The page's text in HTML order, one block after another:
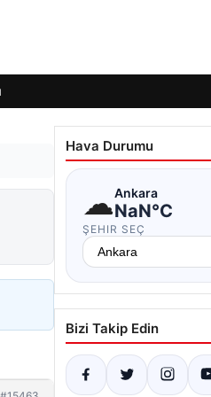
Hava Durumu
☁Ankara
NaN°C
ŞEHIR SEÇ
Bizi Takip Edin